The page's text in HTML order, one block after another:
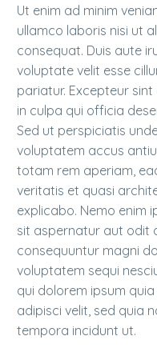
Ut enim ad minim
ullamco laboris nisi ut
consequat. Duis aute
voluptate velit esse
pariatur. Excepteur
in culpa qui officia
Sed ut perspiciatis
voluptatem accus
totam rem aperiam,
veritatis et quasi
explicabo. Nemo enim
sit aspernatur aut odit
consequuntur magni
voluptatem sequi
qui dolorem ipsum
adipisci velit, sed quia
tempora incidunt ut.